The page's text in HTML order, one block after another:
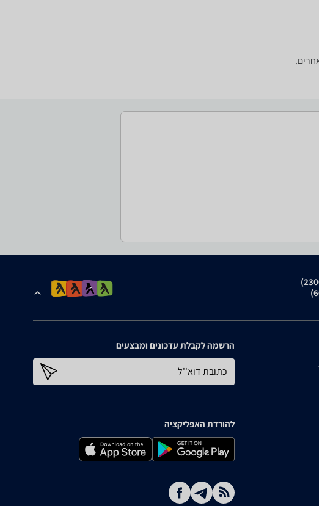
הרשמה לקבלת עדכונים ומבצעים
כתובת דוא''ל
להורדת האפליקציה